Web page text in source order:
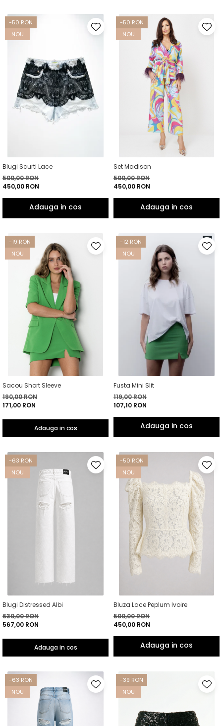
-50 RON
NOU
Blugi Scurti Lace
500,00 RON
450,00 RON
-50 RON
NOU
Set Madison
500,00 RON
450,00 RON
-19 RON
NOU
Sacou Short Sleeve
190,00 RON
171,00 RON
Adauga in cos
-12 RON
NOU
Fusta Mini Slit
119,00 RON
107,10 RON
-63 RON
NOU
Blugi Distressed Albi
630,00 RON
567,00 RON
Adauga in cos
-50 RON
NOU
Bluza Lace Peplum Ivoire
500,00 RON
450,00 RON
-63 RON
NOU
-39 RON
NOU